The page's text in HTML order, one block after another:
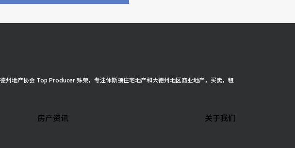
州地产协会 Top Producer 殊荣，专注休斯顿住宅地产和大德州地区商业地产，买卖，租
房产资讯 关于我们